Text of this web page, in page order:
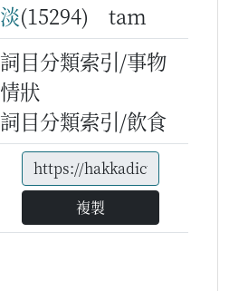
淡(15294) tam
詞目分類索引/事物
情狀
詞目分類索引/飲食
複製